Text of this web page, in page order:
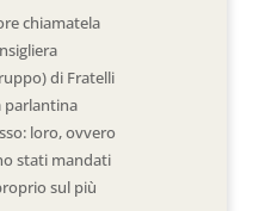
chiamatela
di Fratelli
parlantina
loro, ovvero
stati mandati
sul più